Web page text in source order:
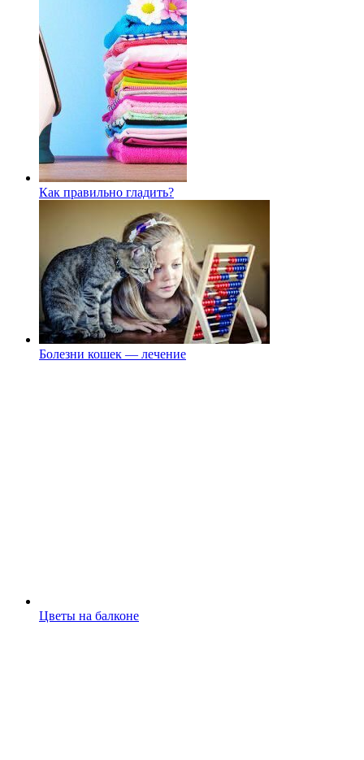
Как правильно гладить?
Болезни кошек — лечение
Цветы на балконе